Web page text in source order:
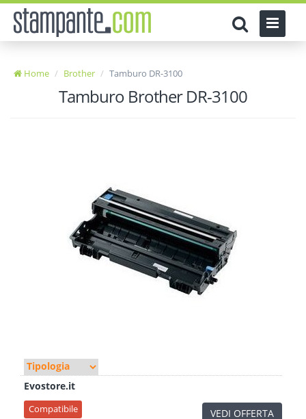
Home Brother Tamburo DR-3100
Tamburo Brother DR-3100
Evostore.it
Compatibile VEDI OFFERTA